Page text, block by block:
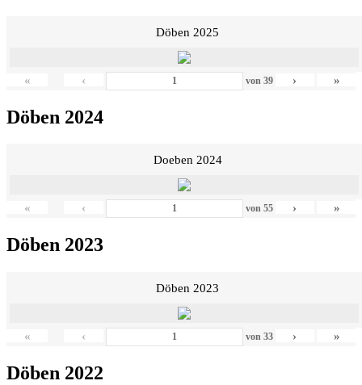
Döben 2025
« ‹ von 39 › »
Döben 2024
Doeben 2024
« ‹ von 55 › »
Döben 2023
Döben 2023
« ‹ von 33 › »
Döben 2022